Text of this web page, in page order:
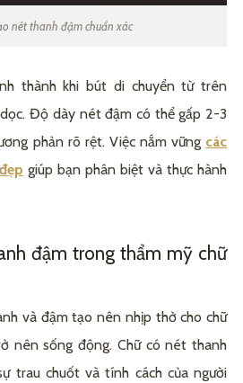
nét thanh đậm chuẩn xác
thành khi bút di chuyển từ trên
Độ dày nét đậm có thể gấp 2-3
phản rõ rệt. Việc nắm vững các
giúp bạn phân biệt và thực hành
đậm trong thẩm mỹ chữ
và đậm tạo nên nhịp thở cho chữ
nên sống động. Chữ có nét thanh
trau chuốt và tính cách của người